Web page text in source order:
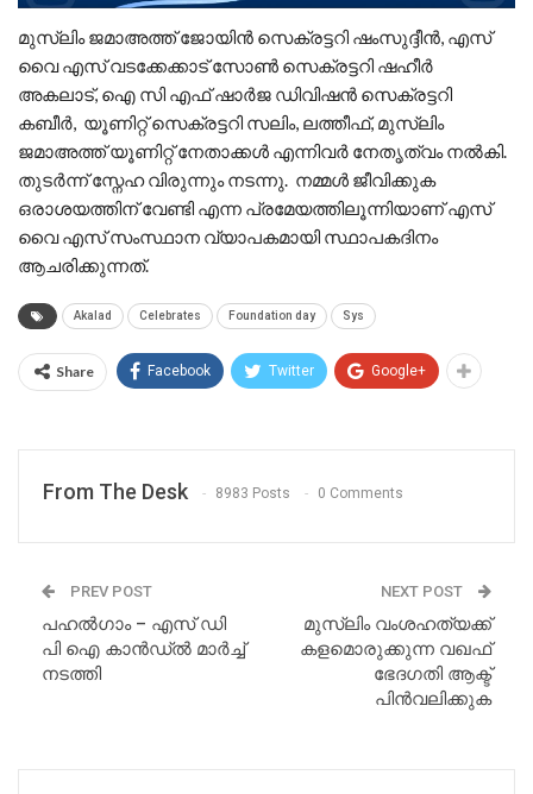
മുസ്ലിം ജമാഅത്ത് ജോയിൻ സെക്രട്ടറി ഷംസുദ്ദീൻ, എസ്
വൈ എസ് വടക്കേക്കാട് സോൺ സെക്രട്ടറി ഷഹീർ
അകലാട്, ഐ സി എഫ് ഷാർജ ഡിവിഷൻ സെക്രട്ടറി
കബീർ, യൂണിറ്റ് സെക്രട്ടറി സലിം, ലത്തീഫ്, മുസ്ലിം
ജമാഅത്ത് യൂണിറ്റ് നേതാക്കൾ എന്നിവർ നേതൃത്വം നൽകി.
തുടർന്ന് സ്നേഹ വിരുന്നും നടന്നു. നമ്മൾ ജീവിക്കുക
ഒരാശയത്തിന് വേണ്ടി എന്ന പ്രമേയത്തിലൂന്നിയാണ് എസ്
വൈ എസ് സംസ്ഥാന വ്യാപകമായി സ്ഥാപകദിനം
ആചരിക്കുന്നത്.
Akalad Celebrates Foundation day Sys
Share Facebook Twitter Google+
From The Desk 8983 Posts 0 Comments
PREV POST
പഹൽഗാം – എസ് ഡി
പി ഐ കാൻഡ്ൽ മാർച്ച്‌
നടത്തി
NEXT POST
മുസ്‌ലിം വംശഹത്യക്ക്
കളമൊരുക്കുന്ന വഖഫ്
ഭേദഗതി ആക്ട്
പിൻവലിക്കുക